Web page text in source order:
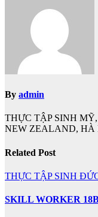
By admin
THỰC TẬP SINH
NEW ZEALAND, HÀ
Related Post
THỰC TẬP SINH
SKILL WORKER